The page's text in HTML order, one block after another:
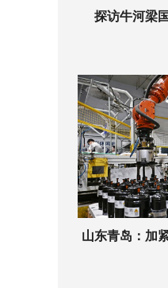
探访牛河梁
山东青岛：加